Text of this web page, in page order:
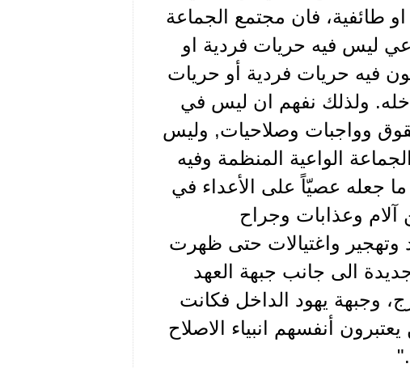
او طائفية، فان مجتمع الجماعة
ليس فيه حريات فردية او
فيه حريات فردية أو حريات
ولذلك نفهم ان ليس في
وواجبات وصلاحيات, وليس
الواعية المنظمة وفيه
ما جعله عصيّاً على الأعداء في
وعذابات وجراح
واغتيالات حتى ظهرت
الى جانب جبهة العهد
وجبهة يهود الداخل فكانت
أنفسهم انبياء الاصلاح